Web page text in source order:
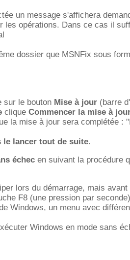
un message s'affichera
les opérations. Dans ce cas il
dossier que MSNFix sous
sur le bouton Mise à jour (barre
clique Commencer la mise à
la mise à jour sera complétée :
le lancer tout de suite.
échec en suivant la procédure
lors du démarrage, mais avant
F8 (une pression par
Windows, un menu avec
Windows en mode sans